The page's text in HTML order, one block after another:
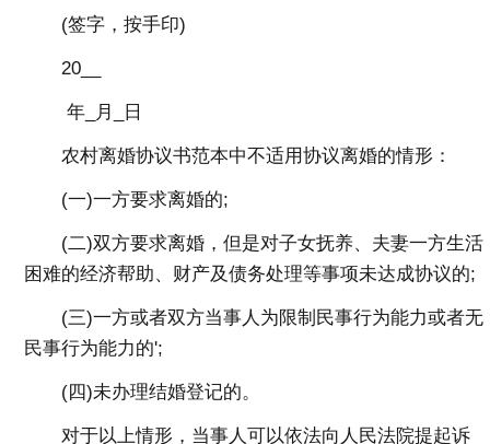
(签字，按手印)
20__
年_月_日
农村离婚协议书范本中不适用协议离婚的情形：
(一)一方要求离婚的;
(二)双方要求离婚，但是对子女抚养、夫妻一方生活
困难的经济帮助、财产及债务处理等事项未达成协议的;
(三)一方或者双方当事人为限制民事行为能力或者无
民事行为能力的';
(四)未办理结婚登记的。
对于以上情形，当事人可以依法向人民法院提起诉